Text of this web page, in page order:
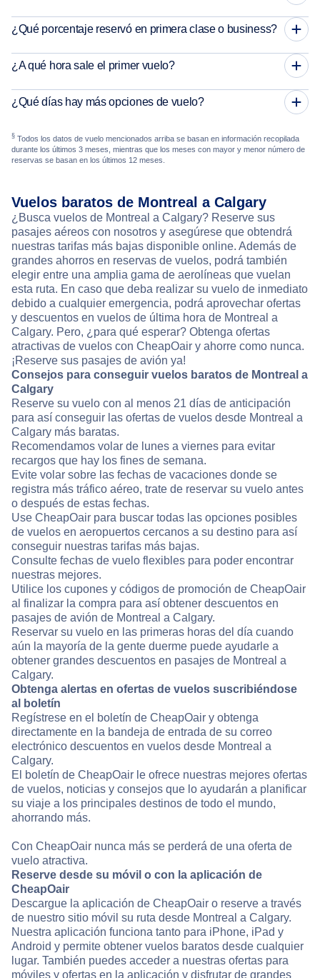
¿Qué porcentaje reservó en primera clase o business?
¿A qué hora sale el primer vuelo?
¿Qué días hay más opciones de vuelo?
§ Todos los datos de vuelo mencionados arriba se basan en información recopilada
durante los últimos 3 meses, mientras que los meses con mayor y menor número de
reservas se basan en los últimos 12 meses.
Vuelos baratos de Montreal a Calgary
¿Busca vuelos de Montreal a Calgary? Reserve sus
pasajes aéreos con nosotros y asegúrese que obtendrá
nuestras tarifas más bajas disponible online. Además de
grandes ahorros en reservas de vuelos, podrá también
elegir entre una amplia gama de aerolíneas que vuelan
esta ruta. En caso que deba realizar su vuelo de inmediato
debido a cualquier emergencia, podrá aprovechar ofertas
y descuentos en vuelos de última hora de Montreal a
Calgary. Pero, ¿para qué esperar? Obtenga ofertas
atractivas de vuelos con CheapOair y ahorre como nunca.
¡Reserve sus pasajes de avión ya!
Consejos para conseguir vuelos baratos de Montreal a
Calgary
Reserve su vuelo con al menos 21 días de anticipación
para así conseguir las ofertas de vuelos desde Montreal a
Calgary más baratas.
Recomendamos volar de lunes a viernes para evitar
recargos que hay los fines de semana.
Evite volar sobre las fechas de vacaciones donde se
registra más tráfico aéreo, trate de reservar su vuelo antes
o después de estas fechas.
Use CheapOair para buscar todas las opciones posibles
de vuelos en aeropuertos cercanos a su destino para así
conseguir nuestras tarifas más bajas.
Consulte fechas de vuelo flexibles para poder encontrar
nuestras mejores.
Utilice los cupones y códigos de promoción de CheapOair
al finalizar la compra para así obtener descuentos en
pasajes de avión de Montreal a Calgary.
Reservar su vuelo en las primeras horas del día cuando
aún la mayoría de la gente duerme puede ayudarle a
obtener grandes descuentos en pasajes de Montreal a
Calgary.
Obtenga alertas en ofertas de vuelos suscribiéndose
al boletín
Regístrese en el boletín de CheapOair y obtenga
directamente en la bandeja de entrada de su correo
electrónico descuentos en vuelos desde Montreal a
Calgary.
El boletín de CheapOair le ofrece nuestras mejores ofertas
de vuelos, noticias y consejos que lo ayudarán a planificar
su viaje a los principales destinos de todo el mundo,
ahorrando más.
Con CheapOair nunca más se perderá de una oferta de
vuelo atractiva.
Reserve desde su móvil o con la aplicación de
CheapOair
Descargue la aplicación de CheapOair o reserve a través
de nuestro sitio móvil su ruta desde Montreal a Calgary.
Nuestra aplicación funciona tanto para iPhone, iPad y
Android y permite obtener vuelos baratos desde cualquier
lugar. También puedes acceder a nuestras ofertas para
móviles y ofertas en la aplicación y disfrutar de grandes